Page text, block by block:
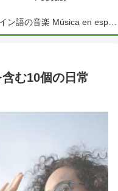
む10個の日常